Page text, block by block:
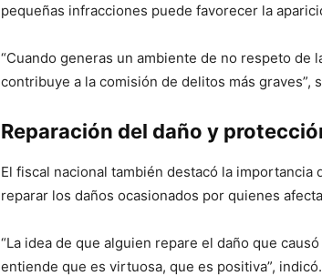
pequeñas infracciones puede favorecer la
“Cuando generas un ambiente de no respeto de
contribuye a la comisión de delitos más graves”,
Reparación del daño y
El fiscal nacional también destacó la
reparar los daños ocasionados por quienes
“La idea de que alguien repare el daño que
entiende que es virtuosa, que es positiva”, indicó.